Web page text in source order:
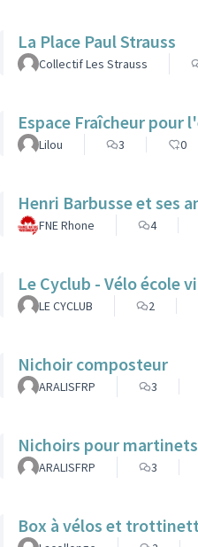
La Place Paul Strauss
Collectif Les Strauss
Espace Fraîcheur pour
Lilou 3 0
Henri Barbusse et ses
FNE Rhone 4
Le Cyclub - Vélo école
LE CYCLUB 2
Nichoir composteur
ARALISFRP 3
Nichoirs pour
ARALISFRP 3
Box à vélos et